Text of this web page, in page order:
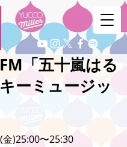
「五十嵐はる
ーミュージッ
金)25:00〜25:30